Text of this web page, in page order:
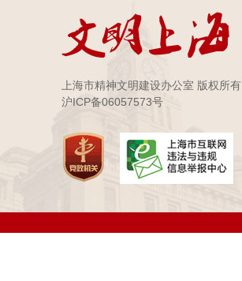
上海市精神文明建设办公室 版权所有
沪ICP备06057573号